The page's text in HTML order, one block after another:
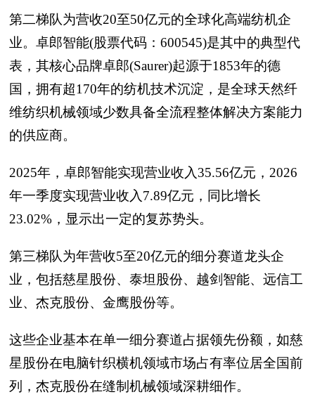
第二梯队为营收20至50亿元的全球化高端纺机企
业。卓郎智能(股票代码：600545)是其中的典型代
表，其核心品牌卓郎(Saurer)起源于1853年的德
国，拥有超170年的纺机技术沉淀，是全球天然纤
维纺织机械领域少数具备全流程整体解决方案能力
的供应商。
2025年，卓郎智能实现营业收入35.56亿元，2026
年一季度实现营业收入7.89亿元，同比增长
23.02%，显示出一定的复苏势头。
第三梯队为年营收5至20亿元的细分赛道龙头企
业，包括慈星股份、泰坦股份、越剑智能、远信工
业、杰克股份、金鹰股份等。
这些企业基本在单一细分赛道占据领先份额，如慈
星股份在电脑针织横机领域市场占有率位居全国前
列，杰克股份在缝制机械领域深耕细作。